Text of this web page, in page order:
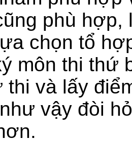
phù hợp,
chọn tổ
môn thi thứ
thi và lấy
vậy đòi